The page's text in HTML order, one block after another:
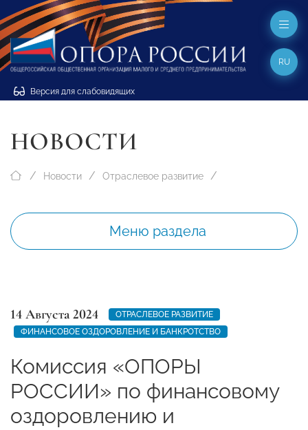
Версия для слабовидящих
RU
НОВОСТИ
Новости Отраслевое развитие
Меню раздела
14 Августа 2024
ОТРАСЛЕВОЕ РАЗВИТИЕ
ФИНАНСОВОЕ ОЗДОРОВЛЕНИЕ И БАНКРОТСТВО
Комиссия «ОПОРЫ
РОССИИ» по финансовому
оздоровлению и